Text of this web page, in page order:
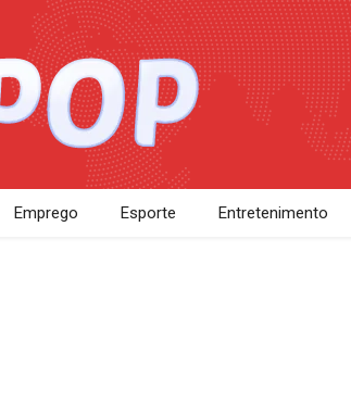
Emprego Esporte Entretenimento